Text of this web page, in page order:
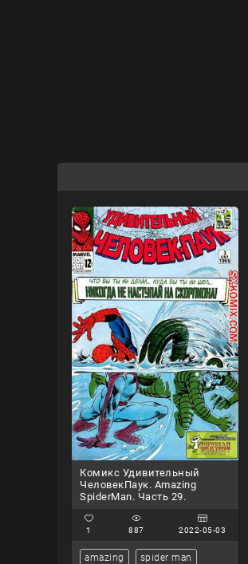
Комикс Удивительный
ЧеловекПаук. Amazing
SpiderMan. Часть 29.
1 887 2022-05-03
amazing spider man